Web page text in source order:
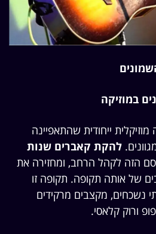
במוזיקה
ייחודית שהתאפיינה
להקת קאברים שנות
הזה לקהל הרחב, ומחזירה את
של אותה תקופה. תקופה זו
נשכחים, מקצבים מרקידים
ורוק קלאסי.